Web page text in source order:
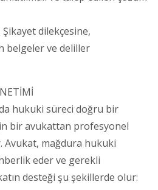
dilekçesine,
belgeler ve deliller
hukuki süreci doğru bir
bir avukattan profesyonel
Avukat, mağdura hukuki
eder ve gerekli
desteği şu şekillerde olur: